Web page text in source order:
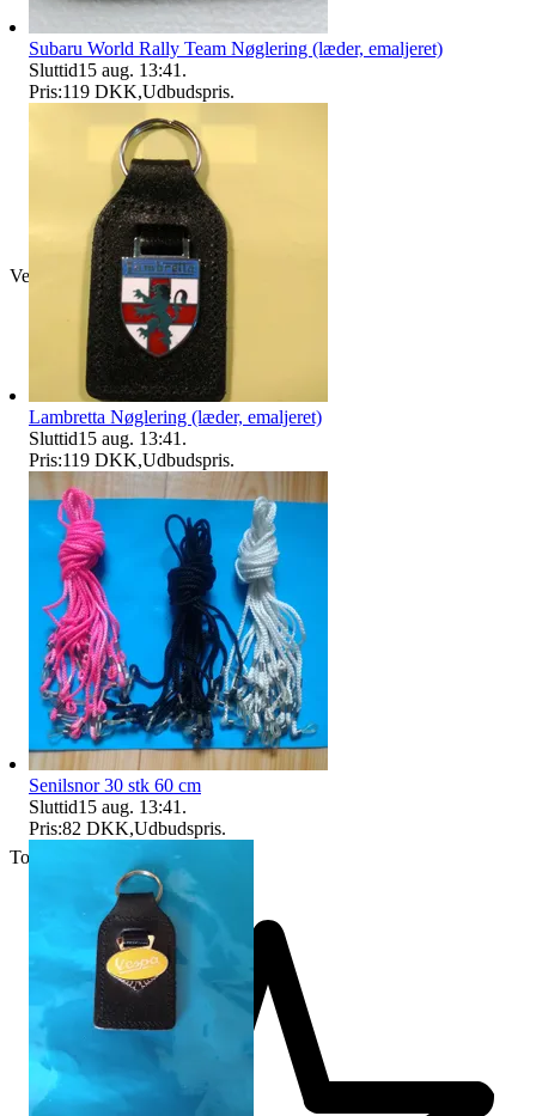
Verificeret
Topsælger
Subaru World Rally Team Nøglering (læder, emaljeret)
Sluttid15 aug. 13:41 .
Pris:119 DKK,Udbudspris.
Lambretta Nøglering (læder, emaljeret)
Sluttid15 aug. 13:41 .
Pris:119 DKK,Udbudspris.
Senilsnor 30 stk 60 cm
Sluttid15 aug. 13:41 .
Pris:82 DKK,Udbudspris.